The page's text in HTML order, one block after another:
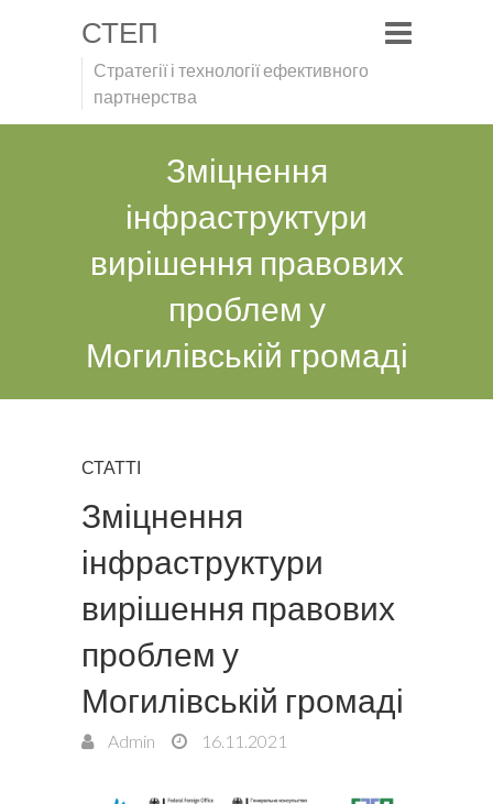
СТЕП
Стратегії і технології ефективного
партнерства
Зміцнення
інфраструктури
вирішення правових
проблем у
Могилівській громаді
СТАТТІ
Зміцнення
інфраструктури
вирішення правових
проблем у
Могилівській громаді
Admin 16.11.2021